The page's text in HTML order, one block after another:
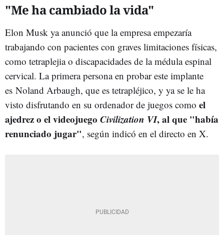
"Me ha cambiado la vida"
Elon Musk ya anunció que la empresa empezaría
trabajando con pacientes con graves limitaciones físicas,
como tetraplejia o discapacidades de la médula espinal
cervical. La primera persona en probar este implante
es Noland Arbaugh, que es tetrapléjico, y ya se le ha
visto disfrutando en su ordenador de juegos como el
ajedrez o el videojuego Civilization VI, al que "había
renunciado jugar", según indicó en el directo en X.